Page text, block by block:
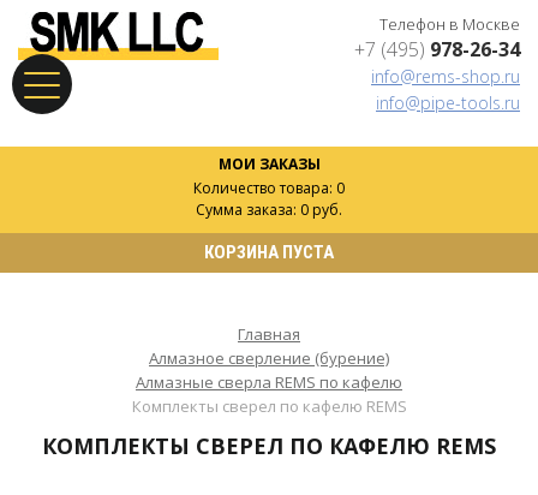
Телефон в Москве
+7 (495) 978-26-34
info@rems-shop.ru
info@pipe-tools.ru
МОИ ЗАКАЗЫ
Количество товара: 0
Сумма заказа: 0 руб.
КОРЗИНА ПУСТА
Главная
Алмазное сверление (бурение)
Алмазные сверла REMS по кафелю
Комплекты сверел по кафелю REMS
КОМПЛЕКТЫ СВЕРЕЛ ПО КАФЕЛЮ REMS